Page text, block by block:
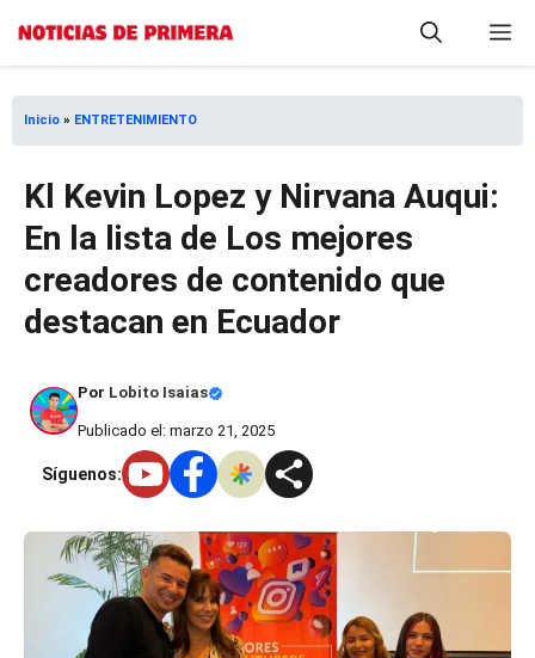
Saltar
contenido
Inicio » ENTRETENIMIENTO
Kl Kevin Lopez y Nirvana Auqui:
En la lista de Los mejores
creadores de contenido que
destacan en Ecuador
Por Lobito Isaias
Publicado el: marzo 21, 2025
Síguenos: